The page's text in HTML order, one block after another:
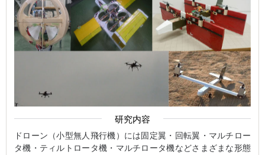
研究内容
ドローン（小型無人飛行機）には固定翼・回転翼・マルチロー
タ機・ティルトロータ機・マルチロータ機などさまざまな形態